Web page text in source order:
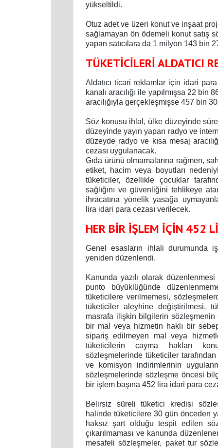
yükseltildi.
Otuz adet ve üzeri konut ve inşaat
sağlamayan ön ödemeli konut satış
yapan satıcılara da 1 milyon 143 bin
TÜKETİCİLERİ ALDATICI
Aldatıcı ticari reklamlar için idari
kanalı aracılığı ile yapılmışsa 22
aracılığıyla gerçekleşmişse 457 bin
Söz konusu ihlal, ülke düzeyinde
düzeyinde yayın yapan radyo ve
düzeyde radyo ve kısa mesaj
cezası uygulanacak.
Gıda ürünü olmamalarına rağmen,
etiket, hacim veya boyutları
tüketiciler, özellikle çocuklar
sağlığını ve güvenliğini tehlikeye
ihracatına yönelik yasağa
lira idari para cezası verilecek.
HER BİR İŞLEM İÇİN 452
Genel esasların ihlali durumunda
yeniden düzenlendi.
Kanunda yazılı olarak
punto büyüklüğünde
tüketicilere verilmemesi,
tüketiciler aleyhine değiştirilmesi,
masrafa ilişkin bilgilerin
bir mal veya hizmetin haklı bir sebep
sipariş edilmeyen mal veya
tüketicilerin cayma hakları
sözleşmelerinde tüketiciler
ve komisyon indirimlerinin
sözleşmelerinde sözleşme öncesi
bir işlem başına 452 lira idari para
Belirsiz süreli tüketici kredisi
halinde tüketicilere 30 gün önceden
haksız şart olduğu tespit edilen
çıkarılmaması ve kanunda
mesafeli sözleşmeler, paket tur